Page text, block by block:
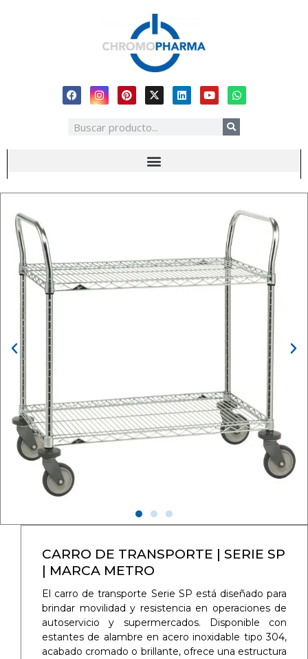
CARRO DE TRANSPORTE | SERIE SP
| MARCA METRO
El carro de transporte Serie SP está diseñado para
brindar movilidad y resistencia en operaciones de
autoservicio y supermercados. Disponible con
estantes de alambre en acero inoxidable tipo 304,
acabado cromado o brillante, ofrece una estructura